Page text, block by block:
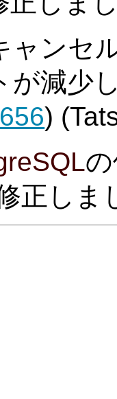
ャンセ
が減少
)
正しま